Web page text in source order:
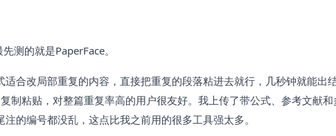
测的就是PaperFace。
合改局部重复的内容，直接把重复的段落粘进去就行，几秒钟就能出
制粘贴，对整篇重复率高的用户很友好。我上传了带公式、参考文献
的编号都没乱，这点比我之前用的很多工具强太多。